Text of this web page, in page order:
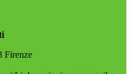
Firenze